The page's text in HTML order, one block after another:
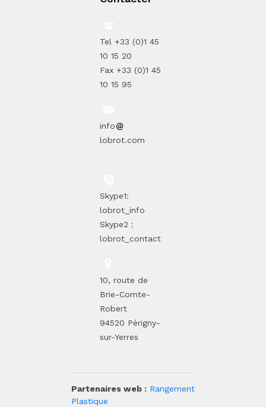
Tel +33 (0)1 45
10 15 20
Fax +33 (0)1 45
10 15 95
info
lobrot.com
Skype1:
lobrot_info
Skype2 :
lobrot_contact
10, route de
Brie-Comte-
Robert
94520 Périgny-
sur-Yerres
Partenaires web : Rangement
Plastique